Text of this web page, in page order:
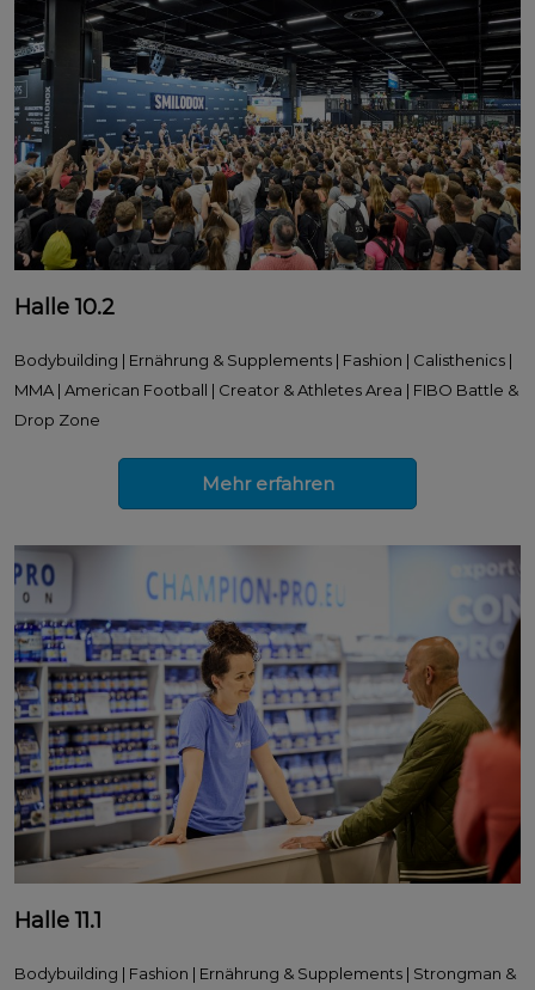
Halle 10.2
Bodybuilding | Ernährung & Supplements | Fashion | Calisthenics |
MMA | American Football | Creator & Athletes Area | FIBO Battle &
Drop Zone
Mehr erfahren
Halle 11.1
Bodybuilding | Fashion | Ernährung & Supplements | Strongman &